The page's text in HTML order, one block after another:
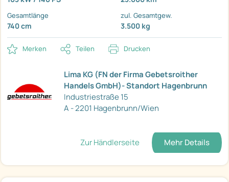
Gesamtlänge
740 cm
zul. Gesamtgew.
3.500 kg
Merken Teilen Drucken
Lima KG (FN der Firma Gebetsroither
Handels GmbH)- Standort Hagenbrunn
Industriestraße 15
A - 2201 Hagenbrunn/Wien
Zur Händlerseite Mehr Details